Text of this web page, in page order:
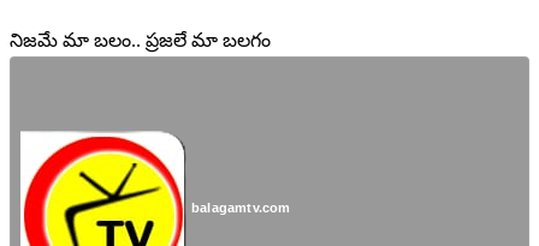
నిజమే మా బలం.. ప్రజలే మా బలగం
balagamtv.com